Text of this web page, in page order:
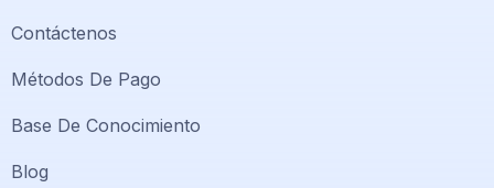
Contáctenos
Métodos De Pago
Base De Conocimiento
Blog